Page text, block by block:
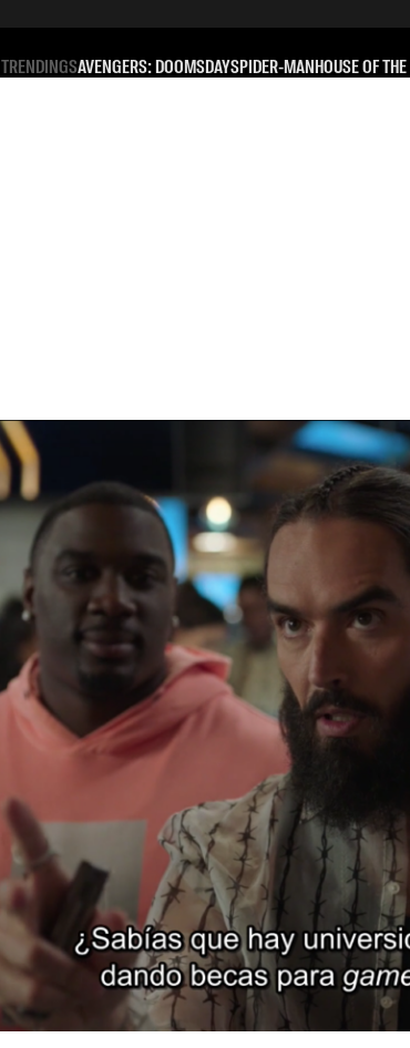
TRENDINGSAVENGERS: DOOMSDAYSPIDER-MANHOUSE OF